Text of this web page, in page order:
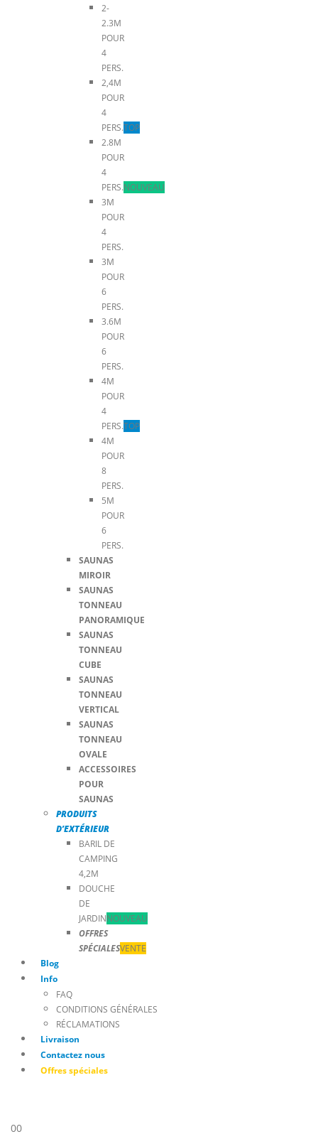
2-
2.3M
POUR
4
PERS.
2,4M
POUR
4
PERS.TOP
2.8M
POUR
4
PERS.NOUVEAU
3M
POUR
4
PERS.
3M
POUR
6
PERS.
3.6M
POUR
6
PERS.
4M
POUR
4
PERS.TOP
4M
POUR
8
PERS.
5M
POUR
6
PERS.
SAUNAS
MIROIR
SAUNAS
TONNEAU
PANORAMIQUE
SAUNAS
TONNEAU
CUBE
SAUNAS
TONNEAU
VERTICAL
SAUNAS
TONNEAU
OVALE
ACCESSOIRES
POUR
SAUNAS
PRODUITS
D’EXTÉRIEUR
BARIL DE
CAMPING
4,2M
DOUCHE
DE
JARDINNOUVEAU
OFFRES
SPÉCIALESVENTE
Blog
Info
FAQ
CONDITIONS GÉNÉRALES
RÉCLAMATIONS
Livraison
Contactez nous
Offres spéciales
00